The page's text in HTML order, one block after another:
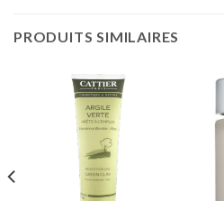
PRODUITS SIMILAIRES